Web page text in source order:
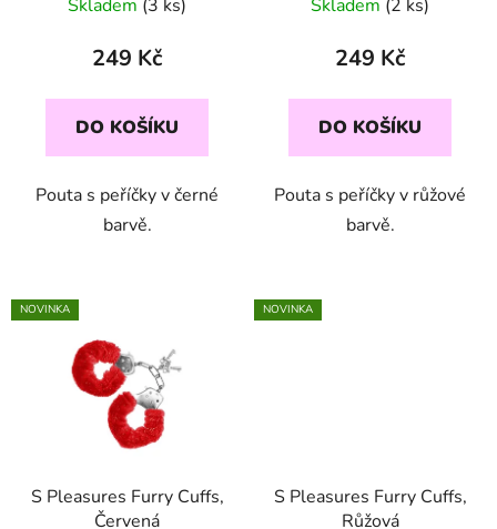
Skladem (3 ks)
249 Kč
DO KOŠÍKU
Pouta s peříčky v černé
barvě.
Skladem (2 ks)
249 Kč
DO KOŠÍKU
Pouta s peříčky v růžové
barvě.
NOVINKA
S Pleasures Furry Cuffs,
Červená
NOVINKA
S Pleasures Furry Cuffs,
Růžová